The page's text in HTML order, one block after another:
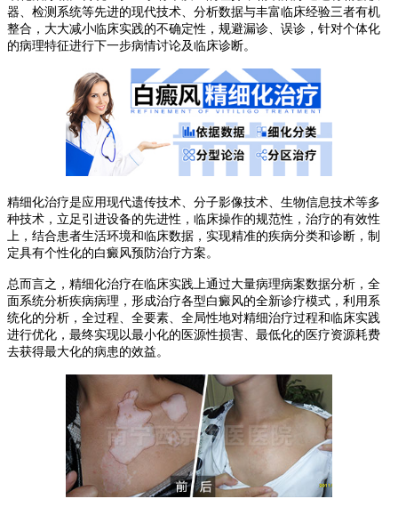
器、检测系统等先进的现代技术、分析数据与丰富临床经验三者有机
整合，大大减小临床实践的不确定性，规避漏诊、误诊，针对个体化
的病理特征进行下一步病情讨论及临床诊断。
精细化治疗是应用现代遗传技术、分子影像技术、生物信息技术等多
种技术，立足引进设备的先进性，临床操作的规范性，治疗的有效性
上，结合患者生活环境和临床数据，实现精准的疾病分类和诊断，制
定具有个性化的白癜风预防治疗方案。
总而言之，精细化治疗在临床实践上通过大量病理病案数据分析，全
面系统分析疾病病理，形成治疗各型白癜风的全新诊疗模式，利用系
统化的分析，全过程、全要素、全局性地对精细治疗过程和临床实践
进行优化，最终实现以最小化的医源性损害、最低化的医疗资源耗费
去获得最大化的病患的效益。